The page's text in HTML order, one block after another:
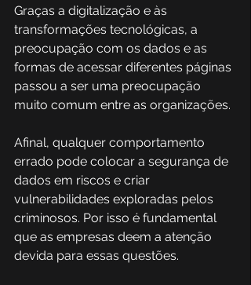
Graças a digitalização e às
transformações tecnológicas, a
preocupação com os dados e as
formas de acessar diferentes páginas
passou a ser uma preocupação
muito comum entre as organizações.
Afinal, qualquer comportamento
errado pode colocar a segurança de
dados em riscos e criar
vulnerabilidades exploradas pelos
criminosos. Por isso é fundamental
que as empresas deem a atenção
devida para essas questões.